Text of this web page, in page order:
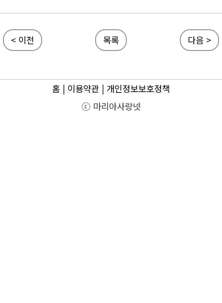
< 이전 목록 다음 >
홈 | 이용약관 | 개인정보보호정책
ⓒ 마리아사랑넷